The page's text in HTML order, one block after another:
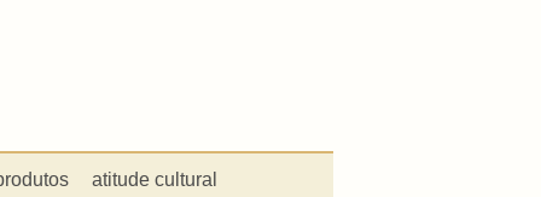
atitude cultural